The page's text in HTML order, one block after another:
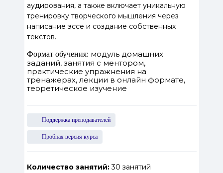
аудирования, а также включает уникальную
тренировку творческого мышления через
написание эссе и создание собственных
текстов.
Формат обучения: модуль домашних
заданий, занятия с ментором,
практические упражнения на
тренажерах, лекции в онлайн формате,
теоретическое изучение
Поддержка преподавателей
Пробная версия курса
Количество занятий:30 занятий